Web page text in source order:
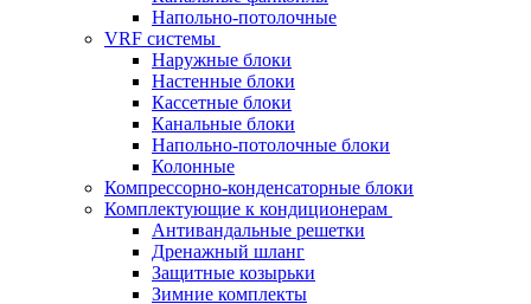
Напольно-потолочные
VRF системы
Наружные блоки
Настенные блоки
Кассетные блоки
Канальные блоки
Напольно-потолочные блоки
Колонные
Компрессорно-конденсаторные блоки
Комплектующие к кондиционерам
Антивандальные решетки
Дренажный шланг
Защитные козырьки
Зимние комплекты